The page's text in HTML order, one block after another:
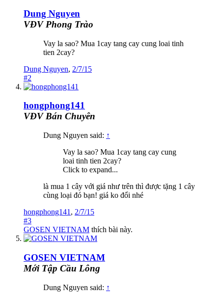
Dung Nguyen
VĐV Phong Trào
Vay la sao? Mua 1cay tang cay cung loai tinh
tien 2cay?
Dung Nguyen, 2/7/15
#2
hongphong141
VĐV Bán Chuyên
Dung Nguyen said: ↑
Vay la sao? Mua 1cay tang cay cung
loai tinh tien 2cay?
Click to expand...
là mua 1 cây với giá như trên thì được tặng 1 cây
cùng loại đó bạn! giá ko đổi nhé
hongphong141 , 2/7/15
#3
GOSEN VIETNAM thích bài này.
GOSEN VIETNAM
Mới Tập Cầu Lông
Dung Nguyen said: ↑